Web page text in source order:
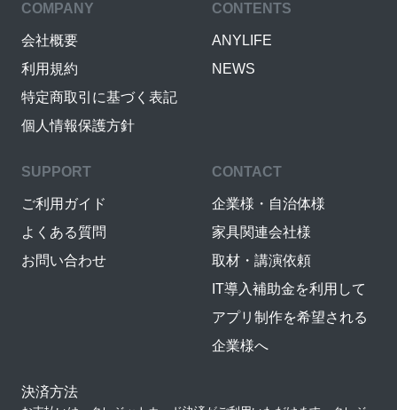
COMPANY
会社概要
利用規約
特定商取引に基づく表記
個人情報保護方針
CONTENTS
ANYLIFE
NEWS
SUPPORT
ご利用ガイド
よくある質問
お問い合わせ
CONTACT
企業様・自治体様
家具関連会社様
取材・講演依頼
IT導入補助金を利用して
アプリ制作を希望される
企業様へ
決済方法